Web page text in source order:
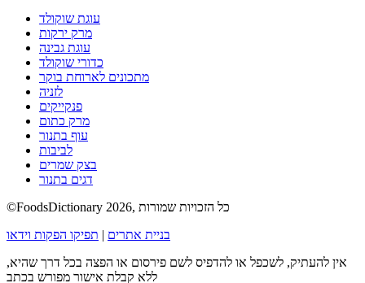
עוגת שוקולד
מרק ירקות
עוגת גבינה
כדורי שוקולד
מתכונים לארוחת בוקר
לזניה
פנקייקים
מרק כתום
עוף בתנור
לביבות
בצק שמרים
דגים בתנור
©FoodsDictionary 2026, כל הזכויות שמורות
בניית אתרים | תפיקו הפקות וידאו
אין להעתיק, לשכפל או להדפיס לשם פירסום או הפצה בכל דרך שהיא,
ללא קבלת אישור מפורש בכתב